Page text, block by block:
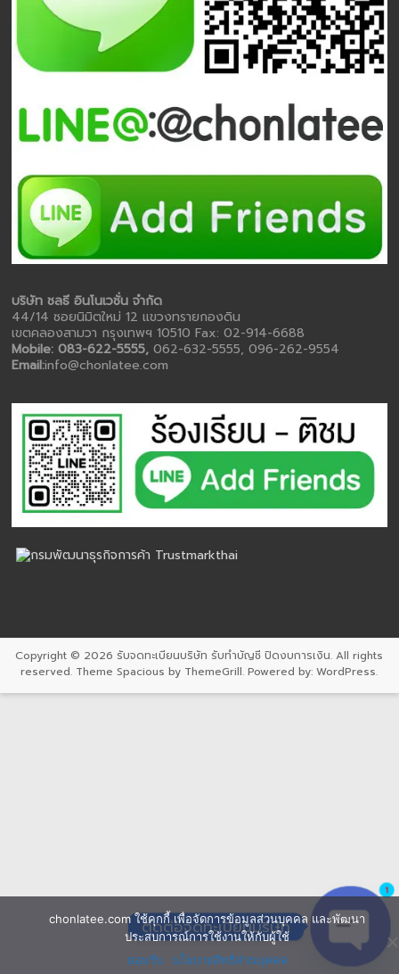
บริษัท ชลธี อินโนเวชั่น จำกัด
44/14 ซอยนิมิตใหม่ 12 แขวงทรายกองดิน
เขตคลองสามวา กรุงเทพฯ 10510 Fax: 02-914-6688
Mobile: 083-622-5555,062-632-5555, 096-262-9554
Email:info@chonlatee.com
Copyright © 2026 รับจดทะเบียนบริษัท รับทำบัญชี ปิดงบการเงิน. All rights
reserved. ThemeSpacious by ThemeGrill. Powered by:WordPress.
chonlatee.com ใช้คุกกี้ เพื่อจัดการข้อมูลส่วนบุคคล และพัฒนา
ประสบการณ์การใช้งานให้กับผู้ใช้
ยอมรับ
นโยบายสิทธิส่วนบุคคล
ติดต่อจดทะเบียนบริษัท
1